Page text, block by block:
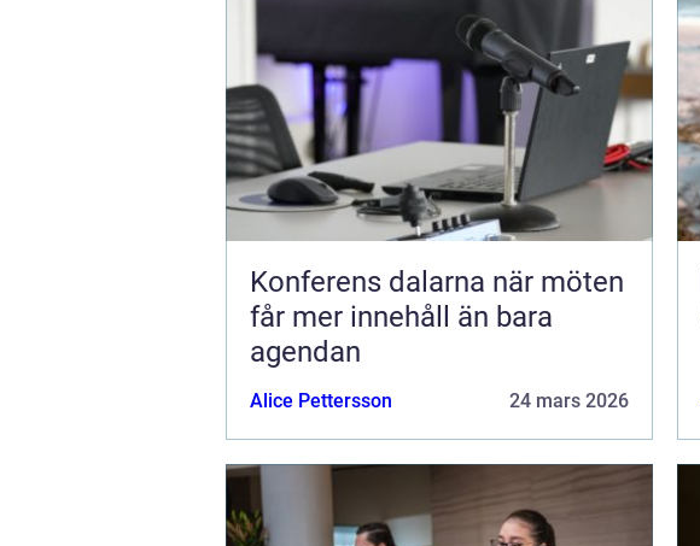
Konferens dalarna när möten
får mer innehåll än bara
agendan
Alice Pettersson 24 mars 2026